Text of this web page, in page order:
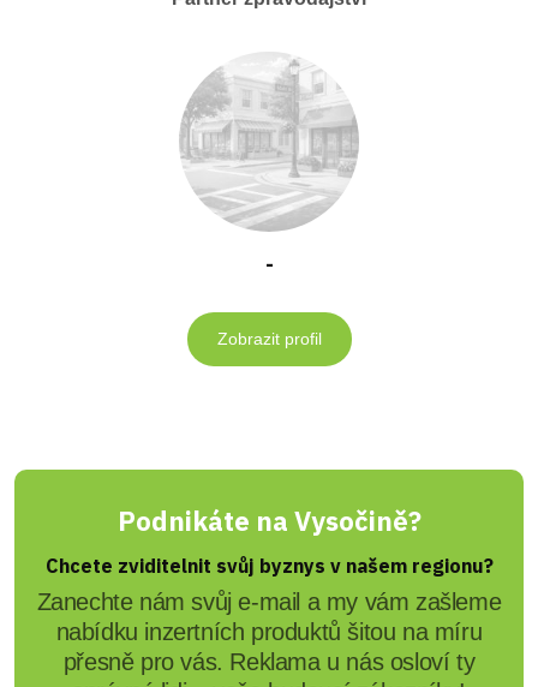
-
Zobrazit profil
Podnikáte na Vysočině?
Chcete zviditelnit svůj byznys v našem regionu?
Zanechte nám svůj e-mail a my vám zašleme
nabídku inzertních produktů šitou na míru
přesně pro vás. Reklama u nás osloví ty